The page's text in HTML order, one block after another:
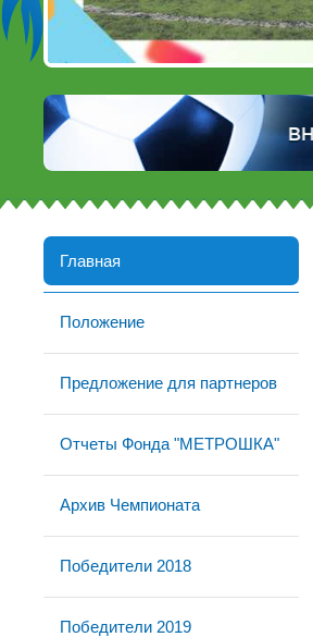
Главная
Положение
Предложение для партнеров
Отчеты Фонда "МЕТРОШКА"
Архив Чемпионата
Победители 2018
Победители 2019